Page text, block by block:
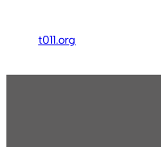
ス
t011.org